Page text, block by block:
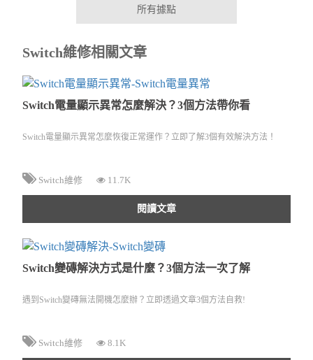
所有據點
Switch維修相關文章
Switch電量顯示異常怎麼解決？3個方法帶你看
Switch電量顯示異常怎麼恢復正常運作？立即了解3個有效解決方法！
Switch維修 11.7K
閱讀文章
Switch變磚解決方式是什麼？3個方法一次了解
遇到Switch變磚無法開機怎麼辦？立即透過文章3個方法自救!
Switch維修 8.1K